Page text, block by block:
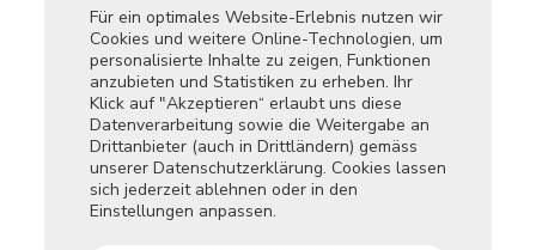
Firma
Telefon Geschäft
E-Mail-Adresse Geschäft
Für ein optimales Website-Erlebnis nutzen wir
Cookies und weitere Online-Technologien, um
personalisierte Inhalte zu zeigen, Funktionen
anzubieten und Statistiken zu erheben. Ihr
Klick auf "Akzeptieren“ erlaubt uns diese
Datenverarbeitung sowie die Weitergabe an
Drittanbieter (auch in Drittländern) gemäss
unserer Datenschutzerklärung. Cookies lassen
sich jederzeit ablehnen oder in den
Einstellungen anpassen.